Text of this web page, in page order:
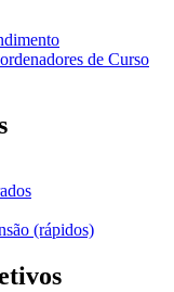
de Curso
(rápidos)